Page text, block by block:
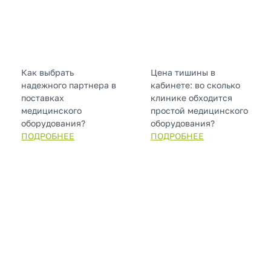
Как выбрать
надежного партнера в
поставках
медицинского
оборудования?
ПОДРОБНЕЕ
Цена тишины в
кабинете: во сколько
клинике обходится
простой медицинского
оборудования?
ПОДРОБНЕЕ